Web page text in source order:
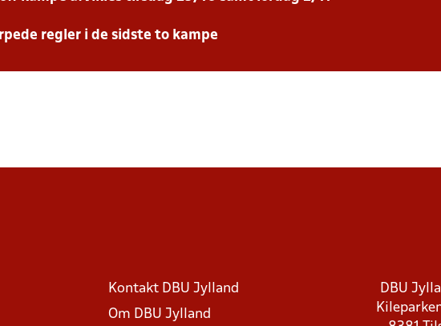
regler i de sidste to kampe
Kontakt DBU Jylland
Om DBU Jylland
DBU